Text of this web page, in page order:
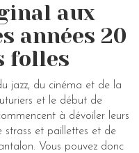
aux
années 20
folles
jazz, du cinéma et de la
et le début de
à dévoiler leurs
strass et paillettes et de
Vous pouvez donc